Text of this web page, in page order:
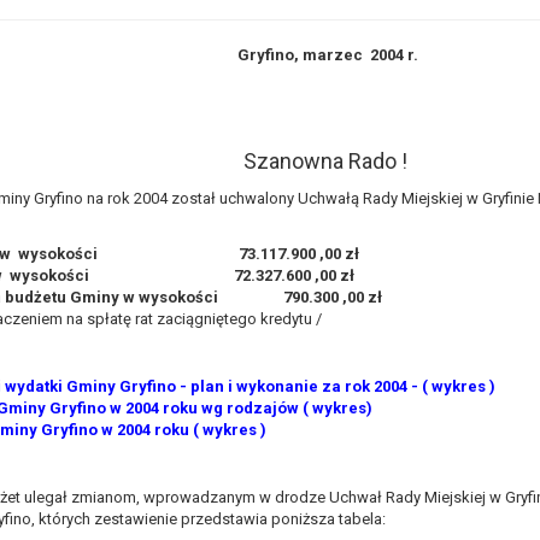
Gryfino, marzec 2004 r.
Szanowna Rado !
Gryfino na rok 2004 został uchwalony Uchwałą Rady Miejskiej w
w wysokości 73.117.900 ,00 zł
w wysokości 72.327.600 ,00 zł
budżetu Gminy w wysokości 790.300 ,00 zł
na spłatę rat zaciągniętego kredytu /
wydatki Gminy Gryfino - plan i wykonanie za rok 2004 - ( wykres )
Gryfino w 2004 roku wg rodzajów ( wykres)
Gryfino w 2004 roku ( wykres )
ulegał zmianom, wprowadzanym w drodze Uchwał Rady Miejskiej w
których zestawienie przedstawia poniższa tabela:
art. 16 RODO,
prawo do bycia zapomnianym) na podstawie art. 17 RODO, w
były zebrane lub w inny sposób przetwarzane,
na przetwarzanie danych osobowych, która jest podstawą
z prawem,
się z obowiązku wynikającego z przepisów prawa;
osobowych na podstawie art. 18 RODO, w przypadku gdy:
danych osobowych – na okres pozwalający
a osoba, której dane dotyczą, sprzeciwia się usunięciu danych,
celów, ale osoba, której dane dotyczą, potrzebuje ich do
wobec przetwarzania danych - do czasu ustalenia czy prawnie
RODO, w przypadku gdy łącznie spełnione są następujące
umowy zawartej z osobą, której dane dotyczą lub na podstawie
art. 21 RODO, wobec przetwarzania danych osobowych,